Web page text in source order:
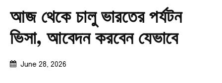
আজ থেকে চালু ভারতের পর্যটন
ভিসা, আবেদন করবেন যেভাবে
June 28, 2026